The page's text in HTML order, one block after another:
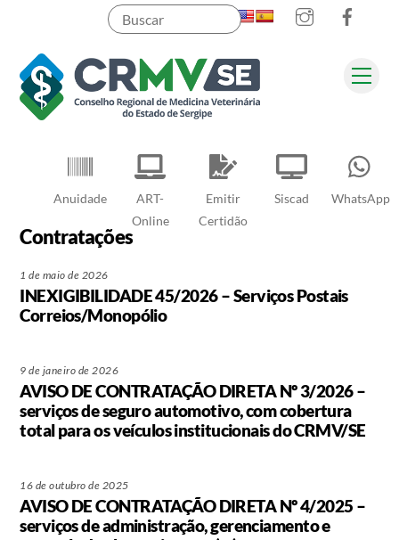
content
Instagram
Anuidade
ART-
Online
Emitir
Certidão
Siscad WhatsApp
Contratações
1 de maio de 2026
INEXIGIBILIDADE 45/2026 – Serviços Postais
Correios/Monopólio
9 de janeiro de 2026
AVISO DE CONTRATAÇÃO DIRETA Nº 3/2026 –
serviços de seguro automotivo, com cobertura
total para os veículos institucionais do CRMV/SE
16 de outubro de 2025
AVISO DE CONTRATAÇÃO DIRETA Nº 4/2025 –
serviços de administração, gerenciamento e